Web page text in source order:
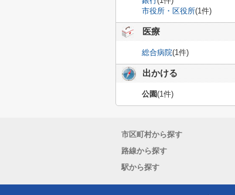
市役所・区役所(1件)
医療
総合病院(1件)
出かける
公園(1件)
市区町村から探す
路線から探す
駅から探す